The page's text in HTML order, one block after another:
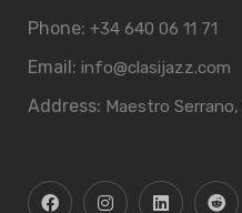
Phone: +34 640 06 11 71
Email: info@clasijazz.com
Address: Maestro